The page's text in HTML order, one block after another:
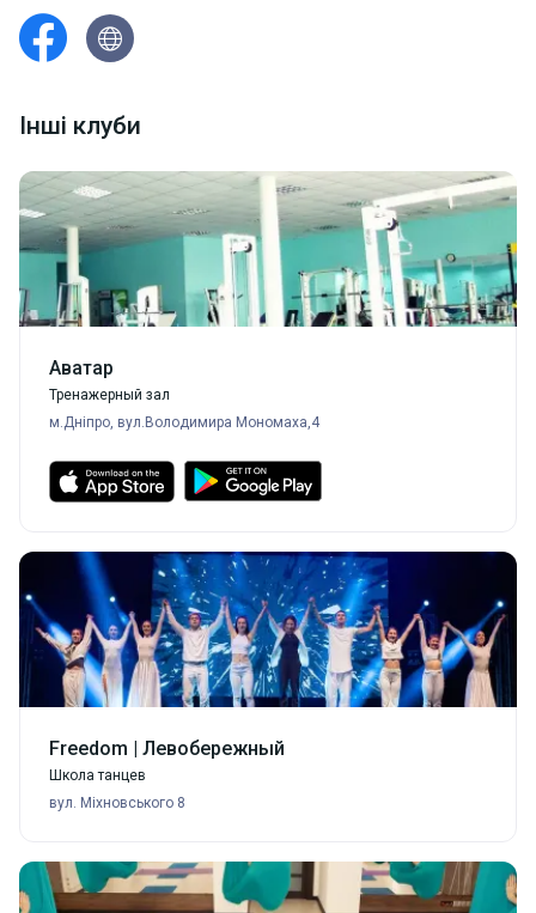
Інші клуби
Аватар
Тренажерный зал
м.Дніпро, вул.Володимира Мономаха,4
Freedom | Левобережный
Школа танцев
вул. Міхновського 8